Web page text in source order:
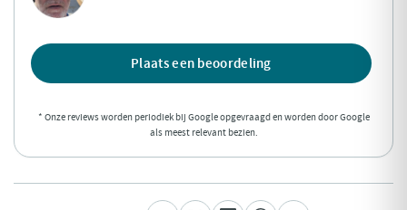
Plaats een beoordeling
* Onze reviews worden periodiek bij Google opgevraagd en worden door Google
als meest relevant bezien.